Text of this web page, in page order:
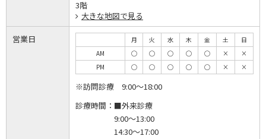
3階
大きな地図で見る
営業日 月 火 水 木 金 土
日
AM
◯ ◯ ◯ ◯ ◯ ×
×
PM
◯ ◯ ◯ ◯ ◯ × ×
※訪問診療 9:00～18:00
診療時間： ■外来診療
9:00～13:00
14:30～17:00